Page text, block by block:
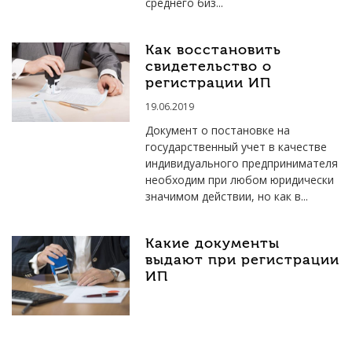
Как восстановить
свидетельство о
регистрации ИП
19.06.2019
Документ о постановке на
государственный учет в качестве
индивидуального предпринимателя
необходим при любом юридически
значимом действии, но как в...
Какие документы
выдают при регистрации
ИП